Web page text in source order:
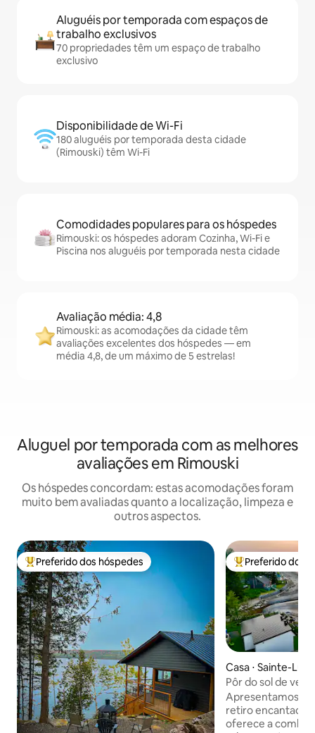
Aluguéis por temporada com espaços de
trabalho exclusivos
70 propriedades têm um espaço de trabalho
exclusivo
Disponibilidade de Wi-Fi
180 aluguéis por temporada desta cidade
(Rimouski) têm Wi-Fi
Comodidades populares para os hóspedes
Rimouski: os hóspedes adoram Cozinha, Wi-Fi e
Piscina nos aluguéis por temporada nesta cidade
Avaliação média: 4,8
Rimouski: as acomodações da cidade têm
avaliações excelentes dos hóspedes — em
média 4,8, de um máximo de 5 estrelas!
Aluguel por temporada com as melhores
avaliações em Rimouski
Os hóspedes concordam: estas acomodações foram
muito bem avaliadas quanto a localização, limpeza e
outros aspectos.
Entre os melhores preferidos dos hóspedes
Preferido dos hóspedes Entre os
Preferido dos
Casa ⋅ Sainte-
Pôr do sol de
Apresentamos o
retiro encantador
oferece a